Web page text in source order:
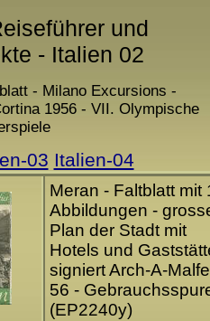
und
- Italien 02
- Milano Excursions -
1956 - VII. Olympische
03 Italien-04
Meran - Faltblatt mit
Abbildungen -
Plan der Stadt mit
Hotels und
signiert Arch-A-
56 -
(EP2240y)